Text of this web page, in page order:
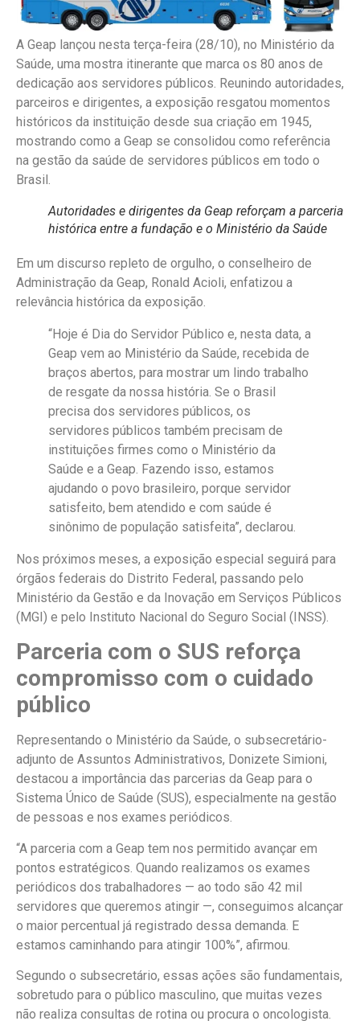
A Geap lançou nesta terça-feira (28/10), no Ministério da
Saúde, uma mostra itinerante que marca os 80 anos de
dedicação aos servidores públicos. Reunindo autoridades,
parceiros e dirigentes, a exposição resgatou momentos
históricos da instituição desde sua criação em 1945,
mostrando como a Geap se consolidou como referência
na gestão da saúde de servidores públicos em todo o
Brasil.
Autoridades e dirigentes da Geap reforçam a parceria
histórica entre a fundação e o Ministério da Saúde
Em um discurso repleto de orgulho, o conselheiro de
Administração da Geap, Ronald Acioli, enfatizou a
relevância histórica da exposição.
“Hoje é Dia do Servidor Público e, nesta data, a
Geap vem ao Ministério da Saúde, recebida de
braços abertos, para mostrar um lindo trabalho
de resgate da nossa história. Se o Brasil
precisa dos servidores públicos, os
servidores públicos também precisam de
instituições firmes como o Ministério da
Saúde e a Geap. Fazendo isso, estamos
ajudando o povo brasileiro, porque servidor
satisfeito, bem atendido e com saúde é
sinônimo de população satisfeita”, declarou.
Nos próximos meses, a exposição especial seguirá para
órgãos federais do Distrito Federal, passando pelo
Ministério da Gestão e da Inovação em Serviços Públicos
(MGI) e pelo Instituto Nacional do Seguro Social (INSS).
Parceria com o SUS reforça
compromisso com o cuidado
público
Representando o Ministério da Saúde, o subsecretário-
adjunto de Assuntos Administrativos, Donizete Simioni,
destacou a importância das parcerias da Geap para o
Sistema Único de Saúde (SUS), especialmente na gestão
de pessoas e nos exames periódicos.
“A parceria com a Geap tem nos permitido avançar em
pontos estratégicos. Quando realizamos os exames
periódicos dos trabalhadores — ao todo são 42 mil
servidores que queremos atingir —, conseguimos alcançar
o maior percentual já registrado dessa demanda. E
estamos caminhando para atingir 100%”, afirmou.
Segundo o subsecretário, essas ações são fundamentais,
sobretudo para o público masculino, que muitas vezes
não realiza consultas de rotina ou procura o oncologista.